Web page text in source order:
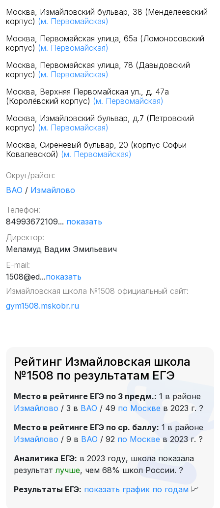
Москва, Измайловский бульвар, 38 (Менделеевский
корпус) (м. Первомайская)
Москва, Первомайская улица, 65а (Ломоносовский
корпус) (м. Первомайская)
Москва, Первомайская улица, 78 (Давыдовский
корпус) (м. Первомайская)
Москва, Верхняя Первомайская ул., д. 47а
(Королёвский корпус) (м. Первомайская)
Москва, Измайловский бульвар, д.7 (Петровский
корпус) (м. Первомайская)
Москва, Сиреневый бульвар, 20 (корпус Софьи
Ковалевской) (м. Первомайская)
Округ/район:
ВАО / Измайлово
Телефон:
84993672109... показать
Директор:
Меламуд Вадим Эмильевич
E-mail:
1508@ed...показать
Измайловская школа №1508 официальный сайт:
gym1508.mskobr.ru
Рейтинг Измайловская школа
№1508 по результатам ЕГЭ
Место в рейтинге ЕГЭ по 3 предм.: 1 в районе
Измайлово / 3 в ВАО / 49 по Москве в 2023 г. ?
Место в рейтинге ЕГЭ по ср. баллу: 1 в районе
Измайлово / 9 в ВАО / 92 по Москве в 2023 г. ?
Аналитика ЕГЭ: в 2023 году, школа показала
результат лучше, чем 68% школ России. ?
Результаты ЕГЭ: показать график по годам 📈